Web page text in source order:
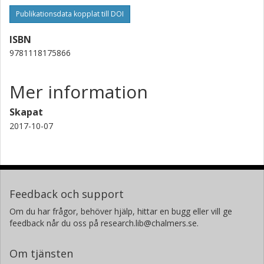
Publikationsdata kopplat till DOI
ISBN
9781118175866
Mer information
Skapat
2017-10-07
Feedback och support
Om du har frågor, behöver hjälp, hittar en bugg eller vill ge
feedback når du oss på research.lib@chalmers.se.
Om tjänsten